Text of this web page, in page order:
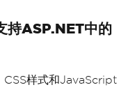
持ASP.NET中的
样式和JavaScript